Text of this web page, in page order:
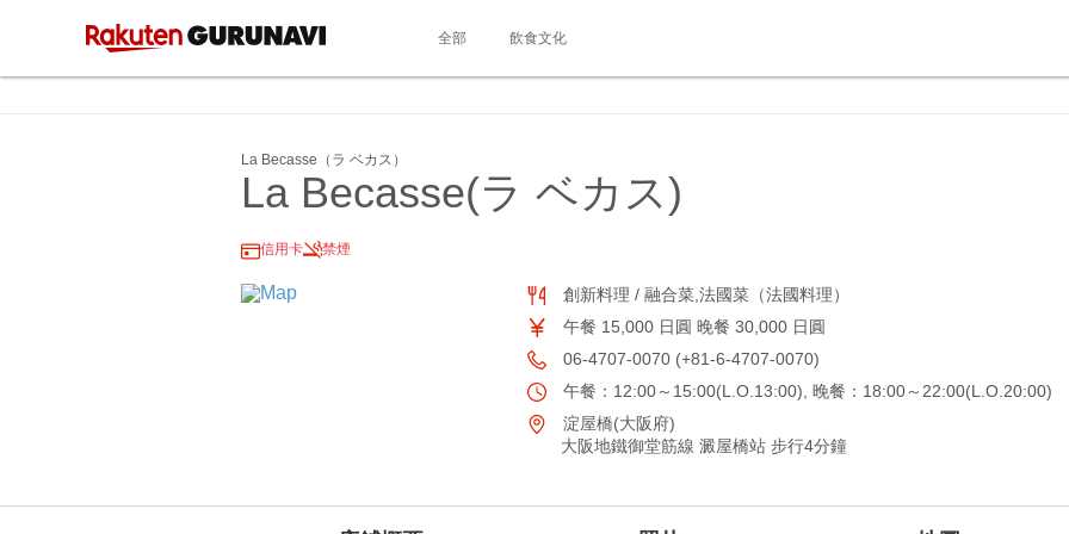
全部 飲食文化
La Becasse（ラ ベカス）
La Becasse(ラ ベカス)
信用卡 禁煙
創新料理 / 融合菜,法國菜（法國料理）
午餐 15,000 日圓 晚餐 30,000 日圓
06-4707-0070 (+81-6-4707-0070)
午餐：12:00～15:00(L.O.13:00), 晚餐：18:00～22:00(L.O.20:00)
淀屋橋(大阪府)
大阪地鐵御堂筋線 澱屋橋站 步行4分鐘